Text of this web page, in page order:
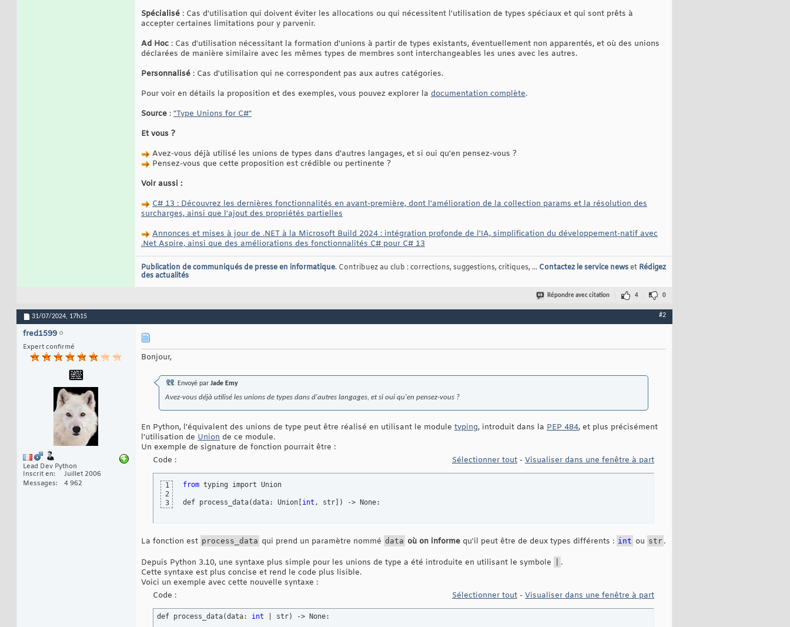
Spécialisé : Cas d'utilisation qui doivent éviter les allocations ou qui nécessitent l'utilisation de types spéciaux et qui sont prêts à
accepter certaines limitations pour y parvenir.
Ad Hoc : Cas d'utilisation nécessitant la formation d'unions à partir de types existants, éventuellement non apparentés, et où des unions
déclarées de manière similaire avec les mêmes types de membres sont interchangeables les unes avec les autres.
Personnalisé : Cas d'utilisation qui ne correspondent pas aux autres catégories.
Pour voir en détails la proposition et des exemples, vous pouvez explorer la documentation complète.
Source : "Type Unions for C#"
Et vous ?
Avez-vous déjà utilisé les unions de types dans d'autres langages, et si oui qu'en pensez-vous ?
Pensez-vous que cette proposition est crédible ou pertinente ?
Voir aussi :
C# 13 : Découvrez les dernières fonctionnalités en avant-première, dont l'amélioration de la collection params et la résolution des
surcharges, ainsi que l'ajout des propriétés partielles
Annonces et mises à jour de .NET à la Microsoft Build 2024 : intégration profonde de l'IA, simplification du développement-natif avec
.Net Aspire, ainsi que des améliorations des fonctionnalités C# pour C# 13
Publication de communiqués de presse en informatique. Contribuez au club : corrections, suggestions, critiques, ... Contactez le service newset Rédigez
des actualités
Répondre avec citation 4 0
31/07/2024, 17h15 #2
fred1599
Expert confirmé
Lead Dev Python
Inscrit en
Juillet 2006
Messages
4 962
Bonjour,
Envoyé par Jade Emy
Avez-vous déjà utilisé les unions de types dans d'autres langages, et si oui qu'en pensez-vous ?
En Python, l'équivalent des unions de type peut être réalisé en utilisant le module typing, introduit dans la PEP 484, et plus précisément
l'utilisation de Union de ce module.
Un exemple de signature de fonction pourrait être :
Code :
Sélectionner tout - Visualiser dans une fenêtre à part
1
2
3
from typing import Union
def process_data(data: Union int , str ) -> None:
La fonction est process_data qui prend un paramètre nommé data où on informe qu'il peut être de deux types différents : int ou str .
Depuis Python 3.10, une syntaxe plus simple pour les unions de type a été introduite en utilisant le symbole
.
Cette syntaxe est plus concise et rend le code plus lisible.
Voici un exemple avec cette nouvelle syntaxe :
Code :
Sélectionner tout - Visualiser dans une fenêtre à part
def process_data(data: int | str) -> None: